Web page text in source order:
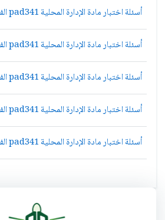
أسئلة اختبار مادة الإدارة المحلية pad341 الفصل الأول 1433 هـ نموذج أ
أسئلة اختبار مادة الإدارة المحلية pad341 الفصل الثاني 1429 هـ
أسئلة اختبار مادة الإدارة المحلية pad341 الفصل الدراسي 1433 هـ نموذج أ
أسئلة اختبار مادة الإدارة المحلية pad341 الفصل الأول 1433 هـ نموذج د
أسئلة اختبار مادة الإدارة المحلية pad341 الفصل الأول 1435 هـ